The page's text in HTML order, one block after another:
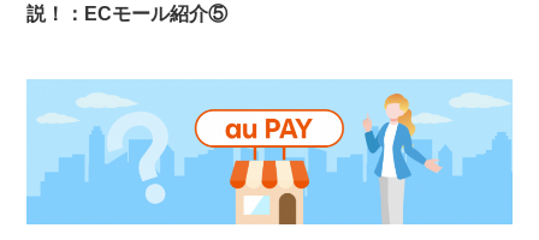
説！：ECモール紹介⑤